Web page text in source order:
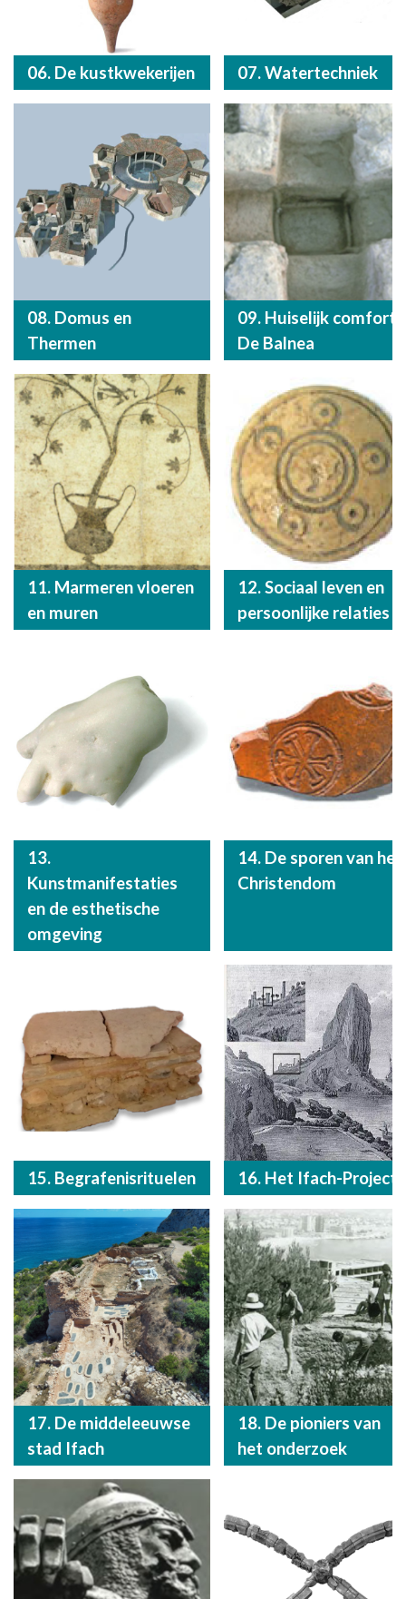
06. De kustkwekerijen 07. Watertechniek
08. Domus en
Thermen
09. Huiselijk comfort:
De Balnea
11. Marmeren vloeren
en muren
12. Sociaal leven en
persoonlijke relaties
13.
Kunstmanifestaties
en de esthetische
omgeving
14. De sporen van het
Christendom
15. Begrafenisrituelen 16. Het Ifach-Project
17. De middeleeuwse
stad Ifach
18. De pioniers van
het onderzoek